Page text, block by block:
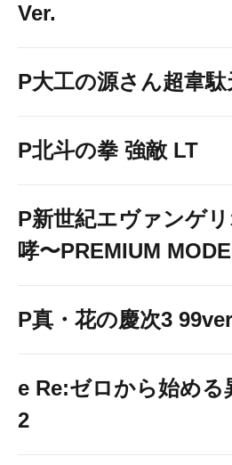
Ver.
P大工の源さん超韋
P北斗の拳 強敵 LT
P新世紀エヴァンゲ
哮〜PREMIUM
P真・花の慶次3
e Re:ゼロから始め
2